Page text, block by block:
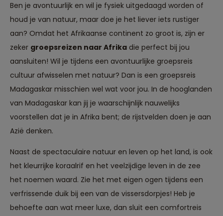
Ben je avontuurlijk en wil je fysiek uitgedaagd worden of
houd je van natuur, maar doe je het liever iets rustiger
aan? Omdat het Afrikaanse continent zo groot is, zijn er
zeker groepsreizen naar Afrika die perfect bij jou
aansluiten! Wil je tijdens een avontuurlijke groepsreis
cultuur afwisselen met natuur? Dan is een groepsreis
Madagaskar misschien wel wat voor jou. In de hooglanden
van Madagaskar kan jij je waarschijnlijk nauwelijks
voorstellen dat je in Afrika bent; de rijstvelden doen je aan
Azië denken.
Naast de spectaculaire natuur en leven op het land, is ook
het kleurrijke koraalrif en het veelzijdige leven in de zee
het noemen waard. Zie het met eigen ogen tijdens een
verfrissende duik bij een van de vissersdorpjes! Heb je
behoefte aan wat meer luxe, dan sluit een comfortreis